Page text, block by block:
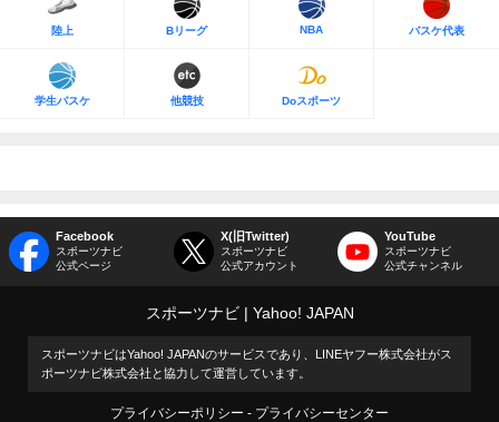
陸上 Bリーグ NBA バスケ代表
学生バスケ 他競技 Doスポーツ
Facebook
スポーツナビ
公式ページ
X(旧Twitter)
スポーツナビ
公式アカウント
YouTube
スポーツナビ
公式チャンネル
スポーツナビ Yahoo! JAPAN
スポーツナビはYahoo! JAPANのサービスであり、LINEヤフー株式会社がス
ポーツナビ株式会社と協力して運営しています。
プライバシーポリシー プライバシーセンター